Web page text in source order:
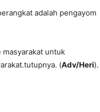
adalah pengayom
untuk
(Adv/Heri).